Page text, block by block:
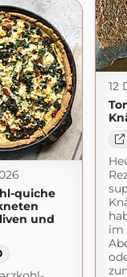
12
im
quiche
und